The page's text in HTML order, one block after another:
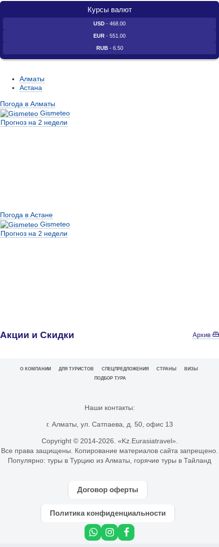
Курсы валют
USD - 468.00
EUR - 551.00
RUB- 6.50
Алматы
Астана
Погода в Алматы
Gismeteo
Прогноз на 2 недели
Погода в Астане
Gismeteo
Прогноз на 2 недели
Акции и Скидки Архив
О КОМПАНИИ ДЛЯ ТУРИСТОВ СПЕЦПРЕДЛОЖЕНИЯ СТРАНЫ
ВИЗЫ
ПОДБОР ТУРА
Наши контакты:
г. Алматы, ул. Сатпаева, д. 50, офис 13
Copyright © 2014-2026. «Kz.Eurasiatravel».
Все права защищены. Копирование материалов сайта запрещено.
Популярно: туры в Турцию из Алматы горячие туры в Тайланд
Договор оферты
Политика конфиденциальности